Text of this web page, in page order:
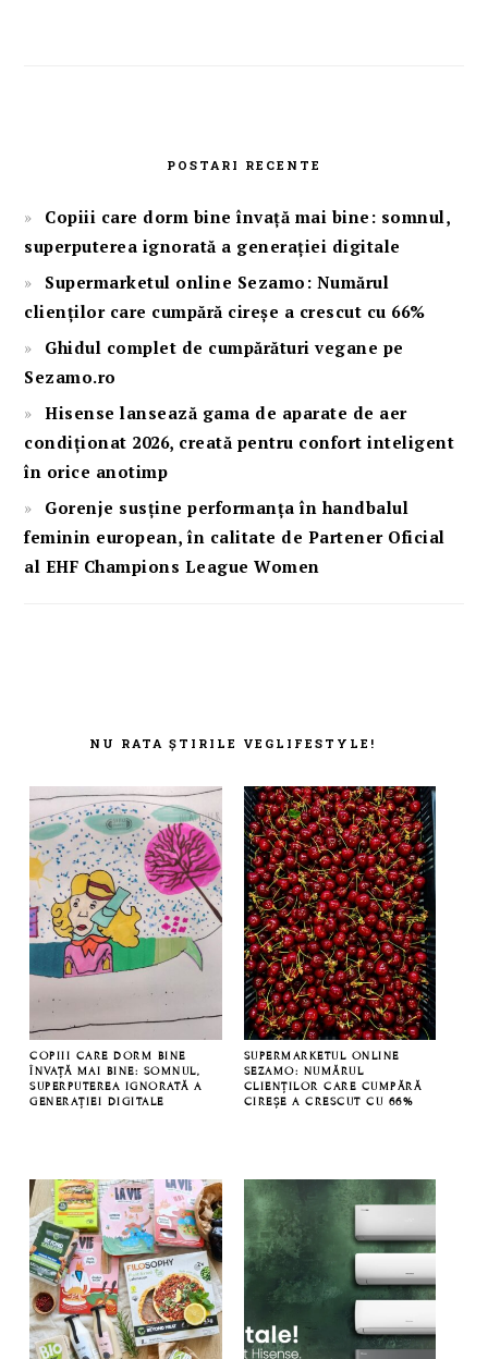
POSTARI RECENTE
Copiii care dorm bine învață mai bine: somnul,
superputerea ignorată a generației digitale
Supermarketul online Sezamo: Numărul
clienților care cumpără cireșe a crescut cu 66%
Ghidul complet de cumpărături vegane pe
Sezamo.ro
Hisense lansează gama de aparate de aer
condiționat 2026, creată pentru confort inteligent
în orice anotimp
Gorenje susține performanța în handbalul
feminin european, în calitate de Partener Oficial
al EHF Champions League Women
NU RATA ȘTIRILE VEGLIFESTYLE!
COPIII CARE DORM BINE
ÎNVAȚĂ MAI BINE: SOMNUL,
SUPERPUTEREA IGNORATĂ A
GENERAȚIEI DIGITALE
SUPERMARKETUL ONLINE
SEZAMO: NUMĂRUL
CLIENȚILOR CARE CUMPĂRĂ
CIREȘE A CRESCUT CU 66%